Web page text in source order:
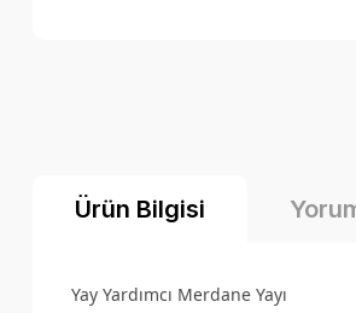
Ürün Bilgisi
Yay Yardımcı Merdane Yayı